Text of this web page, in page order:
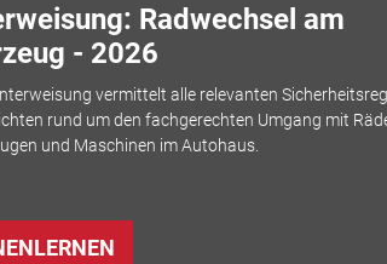
Radwechsel am
- 2026
vermittelt alle relevanten
rund um den fachgerechten Umgang mit
und Maschinen im Autohaus.